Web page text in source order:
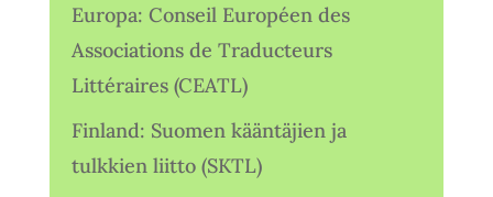
Europa: Conseil Européen des
Associations de Traducteurs
Littéraires (CEATL)
Finland: Suomen kääntäjien ja
tulkkien liitto (SKTL)